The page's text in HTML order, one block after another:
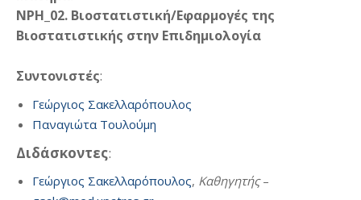
NPH_02. Βιοστατιστική/Εφαρμογές της
Βιοστατιστικής στην Επιδημιολογία
Συντονιστές:
Γεώργιος Σακελλαρόπουλος
Παναγιώτα Τουλούμη
Διδάσκοντες:
Γεώργιος Σακελλαρόπουλος, Καθηγητής–